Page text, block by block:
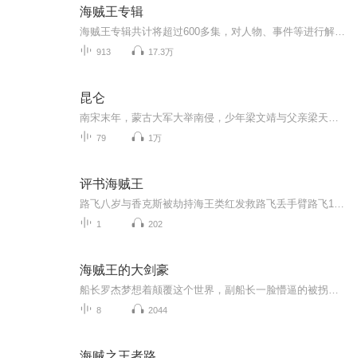
海贼王专辑
913 17.3万
昆仑
79 1万
评书海贼王
1 202
海贼王的大剑豪
8 2044